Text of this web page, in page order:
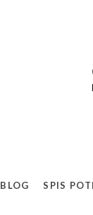
BLOG SPIS